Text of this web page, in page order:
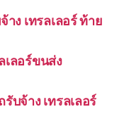
ง เทรลเลอร์ ท้าย
เลอร์ขนส่ง
บจ้าง เทรลเลอร์